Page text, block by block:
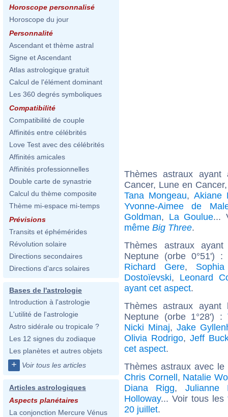
Horoscope personnalisé
Horoscope du jour
Personnalité
Ascendant et thème astral
Signe et Ascendant
Atlas astrologique gratuit
Calcul de l'élément dominant
Les 360 degrés symboliques
Compatibilité
Compatibilité de couple
Affinités entre célébrités
Love Test avec des célébrités
Affinités amicales
Affinités professionnelles
Double carte de synastrie
Calcul du thème composite
Thème mi-espace mi-temps
Prévisions
Transits et éphémérides
Révolution solaire
Directions secondaires
Directions d'arcs solaires
Bases de l'astrologie
Introduction à l'astrologie
L'utilité de l'astrologie
Astro sidérale ou tropicale ?
Les 12 signes du zodiaque
Les planètes et autres objets
+ Voir tous les articles
Articles astrologiques
Aspects planétaires
La conjonction Mercure Vénus
Thèmes astraux
Cancer, Lune en
Tana Mongeau, Akiane
Yvonne-Aimee de
Goldman, La Goulue...
même Big Three.
Thèmes astraux
Neptune (orbe 0°51')
Richard Gere,
Dostoïevski, Leonard
ayant cet aspect.
Thèmes astraux ayant
Neptune (orbe 1°28') :
Nicki Minaj, Jake
Olivia Rodrigo, Jeff
cet aspect.
Thèmes astraux avec
Chris Cornell, Natalie
Diana Rigg, Julianne
Holloway... Voir tous les
20 juillet.